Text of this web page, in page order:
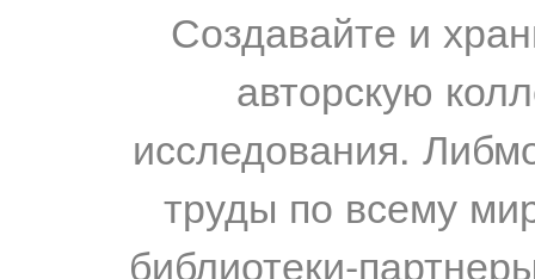
Создавайте и
авторскую
исследования.
труды по всему
библиотеки-